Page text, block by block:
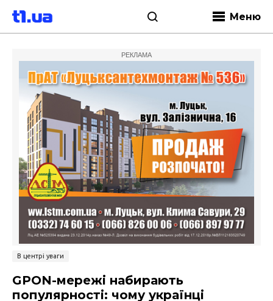
Меню
РЕКЛАМА
В центрі уваги
GPON-мережі набирають
популярності: чому українці